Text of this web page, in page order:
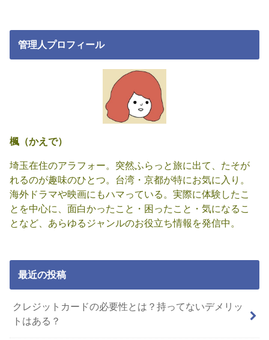
管理人プロフィール
楓（かえで）
埼玉在住のアラフォー。突然ふらっと旅に出て、たそが
れるのが趣味のひとつ。台湾・京都が特にお気に入り。
海外ドラマや映画にもハマっている。実際に体験したこ
とを中心に、面白かったこと・困ったこと・気になるこ
となど、あらゆるジャンルのお役立ち情報を発信中。
最近の投稿
クレジットカードの必要性とは？持ってないデメリッ
トはある？